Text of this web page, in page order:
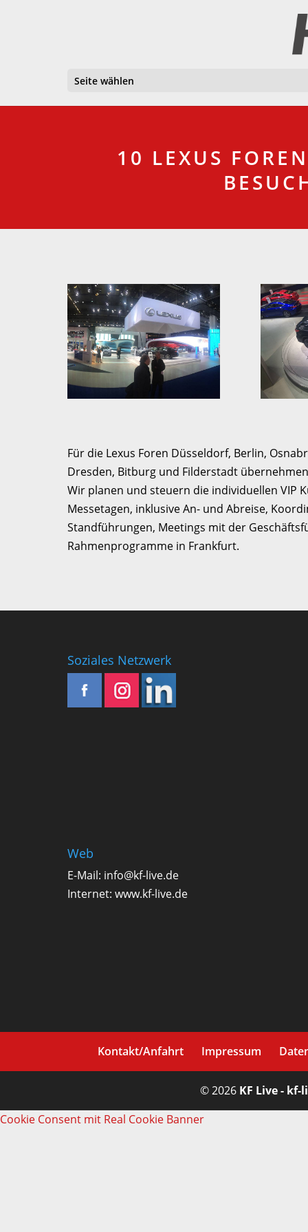
Seite wählen
10 LEXUS
Für die Lexus Foren Düsseldorf, Berlin,
Dresden, Bitburg und Filderstadt
Wir planen und steuern die individuellen VIP
Messetagen, inklusive An- und Abreise,
Standführungen, Meetings mit der
Rahmenprogramme in Frankfurt.
Soziales Netzwerk
Web
E-Mail: info@kf-live.de
Internet: www.kf-live.de
Kontakt/Anfahrt Impressum
© 2026 KF Live - kf-
Cookie Consent mit Real Cookie Banner